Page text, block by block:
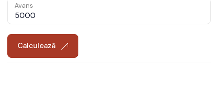
Avans
Calculează